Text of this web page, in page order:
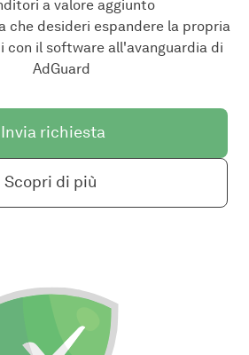
a valore aggiunto
che desideri espandere la propria
con il software all'avanguardia di
AdGuard
Invia richiesta
Scopri di più